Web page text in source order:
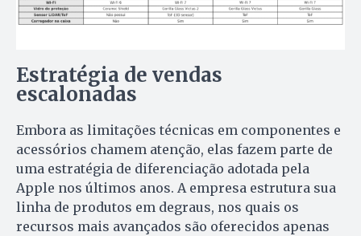
Estratégia de vendas
escalonadas
Embora as limitações técnicas em componentes e
acessórios chamem atenção, elas fazem parte de
uma estratégia de diferenciação adotada pela
Apple nos últimos anos. A empresa estrutura sua
linha de produtos em degraus, nos quais os
recursos mais avançados são oferecidos apenas